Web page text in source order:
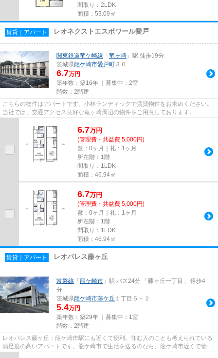
間取り：2LDK
面積：53.09㎡
賃貸｜アパート レオネクストエスポワール愛戸
関東鉄道竜ケ崎線 「 竜ヶ崎 」駅 徒歩19分
茨城県龍ケ崎市愛戸町 ３０
6.7万円
築年数：築16年 ｜募集中： 2室
階数：2階建
こちらの物件はアパートです。小林ランディックで賃貸物件をお求めください。
当社では、交通アクセス良好な竜ヶ崎周辺の物件をご用意しております。
6.7万円
(管理費・共益費 5,000円)
敷：0ヶ月｜礼：1ヶ月
所在階：1階
間取り：1LDK
面積：46.94㎡
6.7万円
(管理費・共益費 5,000円)
敷：0ヶ月｜礼：1ヶ月
所在階：1階
間取り：1LDK
面積：46.94㎡
賃貸｜アパート レオパレス藤ヶ丘
常磐線 「 龍ケ崎市 」駅 バス24分 「藤ヶ丘一丁目」 停歩4
分
茨城県龍ケ崎市藤ケ丘 １丁目５－２
5.4万円
築年数：築29年 ｜募集中： 1室
階数：2階建
レオパレス藤ヶ丘：龍ケ崎市駅にも近くて便利。住む人のことも考えられている
満足度の高いアパートです。龍ケ崎市で生活を送るのなら、龍ケ崎市近くで物件